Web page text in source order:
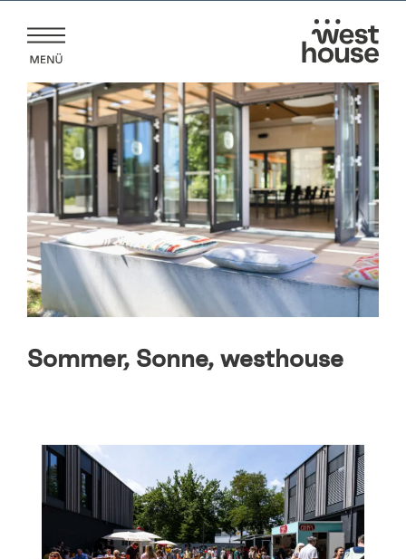
Inhalt
springen
Sommer, Sonne, westhouse